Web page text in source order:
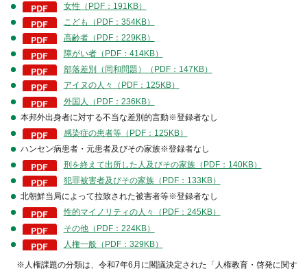
女性（PDF：191KB）
こども（PDF：354KB）
高齢者（PDF：229KB）
障がい者（PDF：414KB）
部落差別（同和問題）（PDF：147KB）
アイヌの人々（PDF：125KB）
外国人（PDF：236KB）
本邦外出身者に対する不当な差別的言動※登録者なし
感染症の患者等（PDF：125KB）
ハンセン病患者・元患者及びその家族※登録者なし
刑を終えて出所した人及びその家族（PDF：140KB）
犯罪被害者及びその家族（PDF：133KB）
北朝鮮当局によって拉致された被害者等※登録者なし
性的マイノリティの人々（PDF：245KB）
その他（PDF：224KB）
人権一般（PDF：329KB）
※人権課題の分類は、令和7年6月に閣議決定された「人権教育・啓発に関す